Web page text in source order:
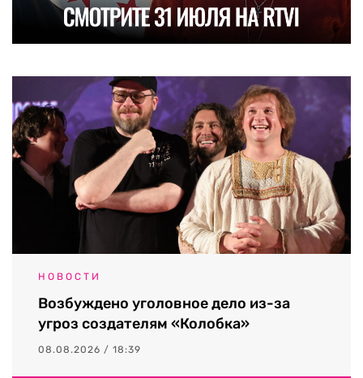
НОВОСТИ
Возбуждено уголовное дело из-за
угроз создателям «Колобка»
08.08.2026 / 18:39